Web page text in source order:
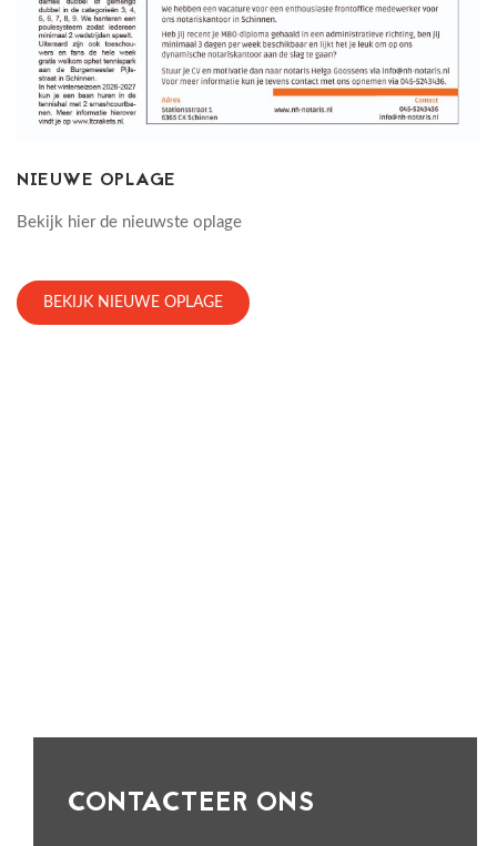
NIEUWE OPLAGE
Bekijk hier de nieuwste oplage
BEKIJK NIEUWE OPLAGE
CONTACTEER ONS